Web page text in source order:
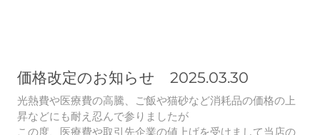
価格改定のお知らせ 2025.03.30
光熱費や医療費の高騰、ご飯や猫砂など消耗品の価格の上
昇などにも耐え忍んで参りましたが
この度、医療費や取引先企業の値上げを受けまして当店の